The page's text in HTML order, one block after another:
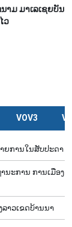
າມ ມາ​ເລ​ເຊຍ​ບັນ​
ວ
VOV3
ຍການໃນສັບປະດາ
ນະການ ການເມືອງ
ລາວ​ເ​ຂດ​ບ້ານ​ນາ